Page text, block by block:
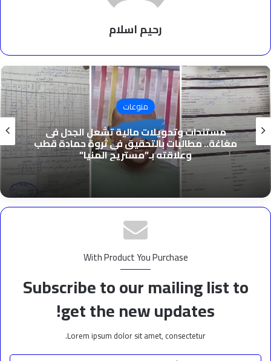
رحيم اسلام
منوعات
مستندات وتحويلات مالية تشعل الجدل فى
مغاغة.. مطالبات بالتحقيق فى ثروة حمادة قطب
وعلاقته بـ”مستريح المنيا”
With Product You Purchase
Subscribe to our mailing list to
get the new updates!
Lorem ipsum dolor sit amet, consectetur.